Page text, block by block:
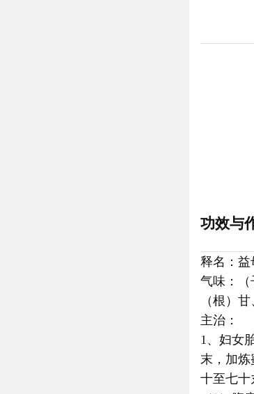
功效与
释名：益
气味：（
（根）甘
主治：
1、妇女
末，加炼
十至七十